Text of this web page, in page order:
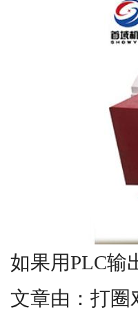
如果用PLC输
文章由：打圈